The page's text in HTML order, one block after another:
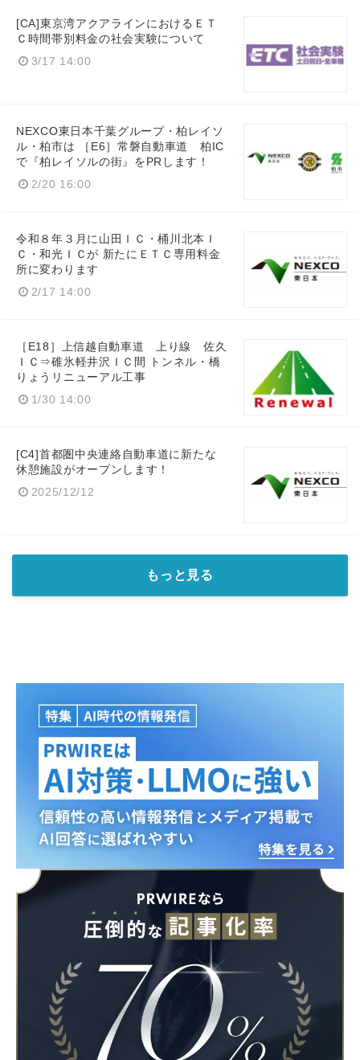
[CA]東京湾アクアラインにおけるＥＴ
Ｃ時間帯別料金の社会実験について
3/17 14:00
NEXCO東日本千葉グループ・柏レイソ
ル・柏市は ［E6］常磐自動車道 柏IC
で『柏レイソルの街』をPRします！
2/20 16:00
令和８年３月に山田ＩＣ・桶川北本Ｉ
Ｃ・和光ＩＣが 新たにＥＴＣ専用料金
所に変わります
2/17 14:00
［E18］上信越自動車道 上り線 佐久
ＩＣ⇒碓氷軽井沢ＩＣ間 トンネル・橋
りょうリニューアル工事
1/30 14:00
[C4]首都圏中央連絡自動車道に新たな
休憩施設がオープンします！
2025/12/12
もっと見る